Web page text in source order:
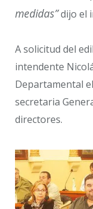
medidas”dijo el
A solicitud del
intendente
Departamental
secretaria
directores.